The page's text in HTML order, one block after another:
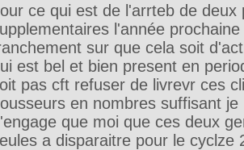
ce qui est de l'arrteb de deux
l'année
sur que cela soit
est bel et bien present en
pas cft refuser de livrevr ces
en nombres suffisant
que moi que ces deux
a disparaitre pour le cyclze